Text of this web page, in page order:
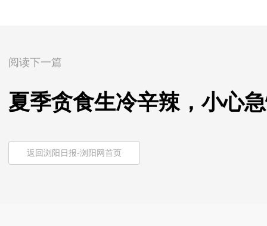
阅读下一篇
夏季贪食生冷辛辣，小心
返回浏阳日报-浏阳网首页